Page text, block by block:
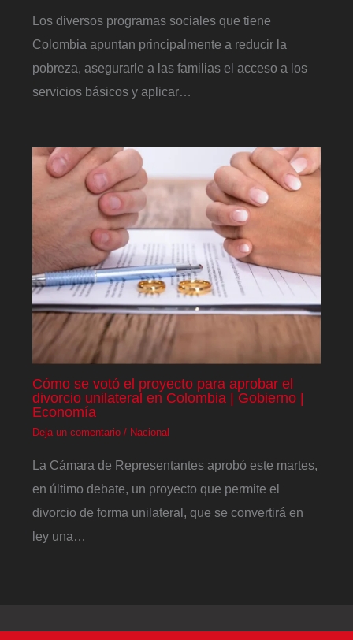
Los diversos programas sociales que tiene
Colombia apuntan principalmente a reducir la
pobreza, asegurarle a las familias el acceso a los
servicios básicos y aplicar…
Cómo se votó el proyecto para aprobar el
divorcio unilateral en Colombia | Gobierno |
Economía
Deja un comentario / Nacional
La Cámara de Representantes aprobó este martes,
en último debate, un proyecto que permite el
divorcio de forma unilateral, que se convertirá en
ley una…